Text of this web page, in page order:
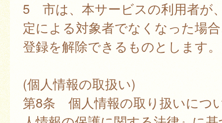
5 市は、本サービスの利用者が
定による対象者でなくなった場
登録を解除できるものとします。
(個人情報の取扱い)
第8条 個人情報の取り扱いにつ